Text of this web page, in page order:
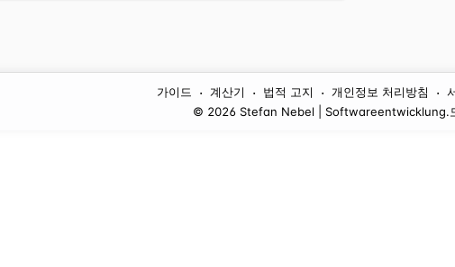
가이드 · 계산기 · 법적 고지 · 개인정보 처리방침 ·
© 2026 Stefan Nebel | Softwareentwicklung.